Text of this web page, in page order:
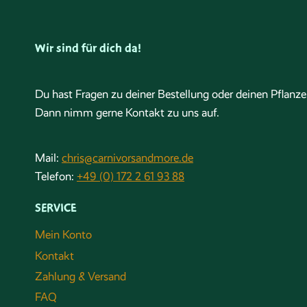
Wir sind für dich da!
Du hast Fragen zu deiner Bestellung oder deinen
Dann nimm gerne Kontakt zu uns auf.
Mail: chris@carnivorsandmore.de
Telefon: +49 (0) 172 2 61 93 88
SERVICE
Mein Konto
Kontakt
Zahlung & Versand
FAQ